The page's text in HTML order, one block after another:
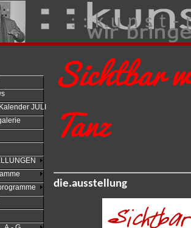
: : k u n s t -
JULI
Sichtbar
Tanz
die.ausstellung